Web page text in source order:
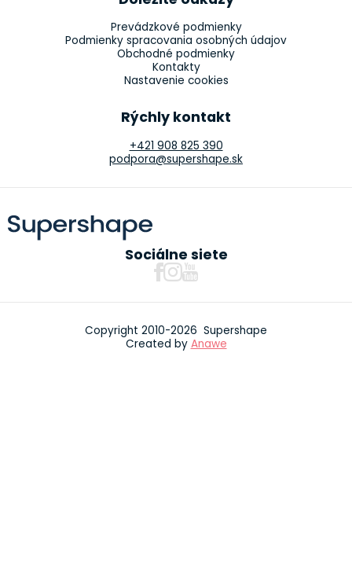
Prevádzkové podmienky
Podmienky spracovania osobných údajov
Obchodné podmienky
Kontakty
Nastavenie cookies
Rýchly kontakt
+421 908 825 390
podpora@supershape.sk
Sociálne siete
Copyright 2010-2026 Supershape
Created by Anawe